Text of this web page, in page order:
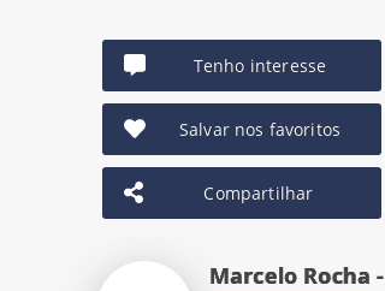
Tenho interesse
Salvar nos favoritos
Compartilhar
Marcelo Rocha -